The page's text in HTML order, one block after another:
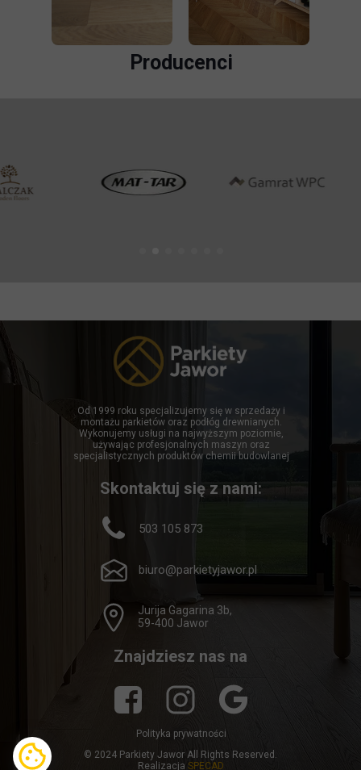
Producenci
© 2024 Parkiety Jawor All Rights Reserved.
Realizacja SPECAD
biuro@parkietyjawor.pl
Polityka prywatności
503 105 873
Od 1999 roku specjalizujemy się w sprzedaży i
montażu parkietów oraz podłóg drewnianych.
Wykonujemy usługi na najwyższym poziomie,
używając profesjonalnych maszyn oraz
specjalistycznych produktów chemii budowlanej
Jurija Gagarina 3b,
59-400 Jawor
Skontaktuj się z nami:
Znajdziesz nas na